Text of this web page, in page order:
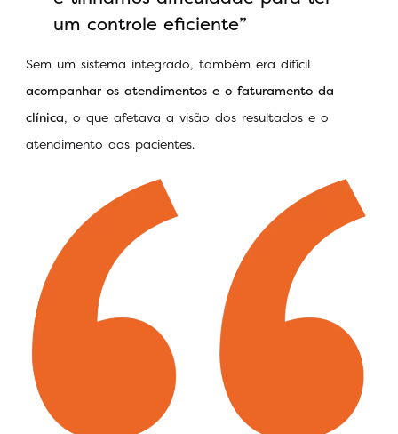
um controle eficiente”
Sem um sistema integrado, também era difícil
acompanhar os atendimentos e o faturamento da
clínica, o que afetava a visão dos resultados e o
atendimento aos pacientes.